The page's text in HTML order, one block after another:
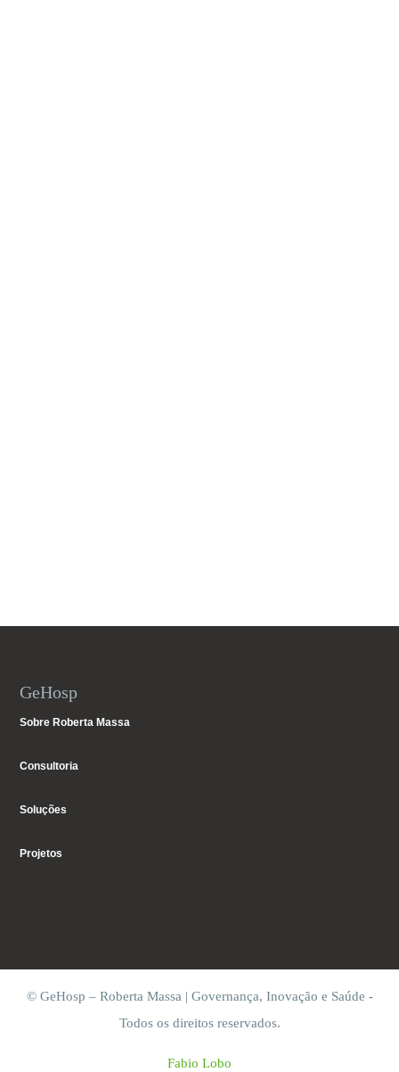
GeHosp
Sobre Roberta Massa
Consultoria
Soluções
Projetos
© GeHosp – Roberta Massa | Governança, Inovação e Saúde -
Todos os direitos reservados.
Fabio Lobo